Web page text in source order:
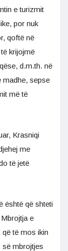
e turizmit
por nuk
qoftë në
krijojmë
d.m.th. në
madhe, sepse
më të
Krasniqi
me
të jetë
është që shteti
e
që të mos ikin
së mbrojtjes